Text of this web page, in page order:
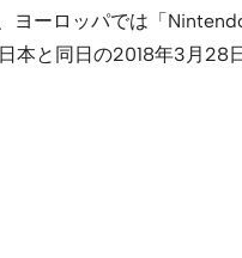
ヨーロッパでは「
本と同日の2018年3月28